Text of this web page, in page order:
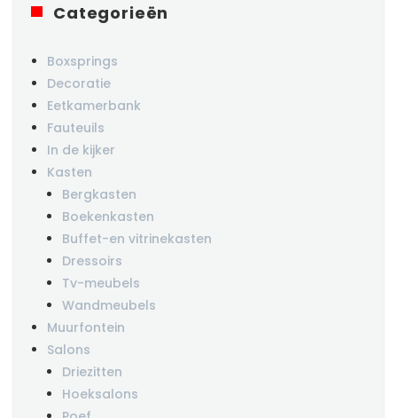
Categorieën
Boxsprings
Decoratie
Eetkamerbank
Fauteuils
In de kijker
Kasten
Bergkasten
Boekenkasten
Buffet-en vitrinekasten
Dressoirs
Tv-meubels
Wandmeubels
Muurfontein
Salons
Driezitten
Hoeksalons